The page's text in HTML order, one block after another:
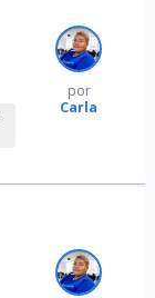
por
Carla